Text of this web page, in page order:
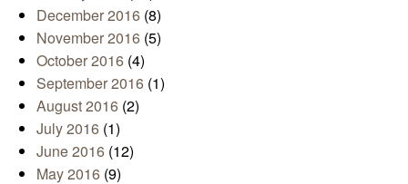
December 2016 (8)
November 2016 (5)
October 2016 (4)
September 2016 (1)
August 2016 (2)
July 2016 (1)
June 2016 (12)
May 2016 (9)